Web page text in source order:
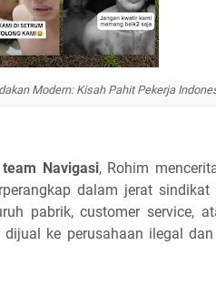
Modern: Kisah Pahit Pekerja
team Navigasi, Rohim
dalam jerat sindikat
pabrik, customer service,
ke perusahaan ilegal